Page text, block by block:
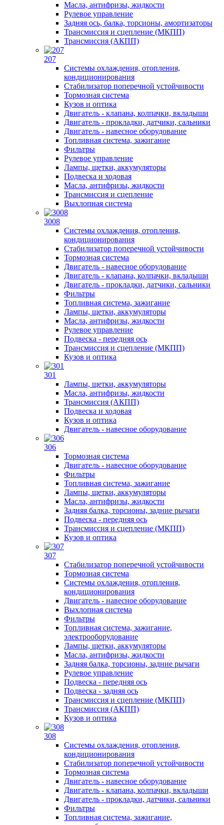
Масла, антифризы, жидкости
Рулевое управление
Задняя ось, балка, торсионы, амортизаторы
Трансмиссия и сцепление (МКПП)
Трансмиссия (АКПП)
207
Системы охлаждения, отопления,
кондиционирования
Стабилизатор поперечной устойчивости
Тормозная система
Кузов и оптика
Двигатель - клапана, колпачки, вкладыши
Двигатель - прокладки, датчики, сальники
Двигатель - навесное оборудование
Топливная система, зажигание
Фильтры
Рулевое управление
Лампы, щетки, аккумуляторы
Подвеска и ходовая
Масла, антифризы, жидкости
Трансмиссия и сцепление
Выхлопная система
3008
Системы охлаждения, отопления,
кондиционирования
Стабилизатор поперечной устойчивости
Тормозная система
Двигатель - навесное оборудование
Двигатель - клапана, колпачки, вкладыши
Двигатель - прокладки, датчики, сальники
Фильтры
Топливная система, зажигание
Лампы, щетки, аккумуляторы
Масла, антифризы, жидкости
Рулевое управление
Подвеска - передняя ось
Трансмиссия и сцепление (МКПП)
Кузов и оптика
301
Лампы, щетки, аккумуляторы
Масла, антифризы, жидкости
Трансмиссия (АКПП)
Подвеска и ходовая
Кузов и оптика
Двигатель - навесное оборудование
306
Тормозная система
Двигатель - навесное оборудование
Фильтры
Топливная система, зажигание
Лампы, щетки, аккумуляторы
Масла, антифризы, жидкости
Задняя балка, торсионы, задние рычаги
Подвеска - передняя ось
Трансмиссия и сцепление (МКПП)
Кузов и оптика
307
Стабилизатор поперечной устойчивости
Тормозная система
Системы охлаждения, отопления,
кондиционирования
Двигатель - навесное оборудование
Выхлопная система
Фильтры
Топливная система, зажигание,
электрооборудование
Лампы, щетки, аккумуляторы
Масла, антифризы, жидкости
Задняя балка, торсионы, задние рычаги
Рулевое управление
Подвеска - передняя ось
Подвеска - задняя ось
Трансмиссия и сцепление (МКПП)
Трансмиссия (АКПП)
Кузов и оптика
308
Системы охлаждения, отопления,
кондиционирования
Стабилизатор поперечной устойчивости
Тормозная система
Двигатель - навесное оборудование
Двигатель - клапана, колпачки, вкладыши
Двигатель - прокладки, датчики, сальники
Фильтры
Топливная система, зажигание,